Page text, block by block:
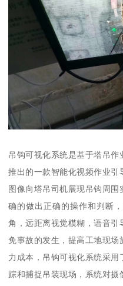
吊钩可视化系统是基于塔吊
推出的一款智能化视频作业
图像向塔吊司机展现吊钩周
确的做出正确的操作和判断
角，远距离视觉模糊，语音引
免事故的发生，提高工地现场
力成本，吊钩可视化系统采
踪和捕捉吊装现场，系统对